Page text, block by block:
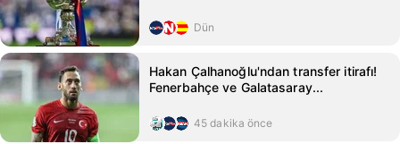
Dün
Hakan Çalhanoğlu'ndan transfer itirafı!
Fenerbahçe ve Galatasaray...
45 dakika önce